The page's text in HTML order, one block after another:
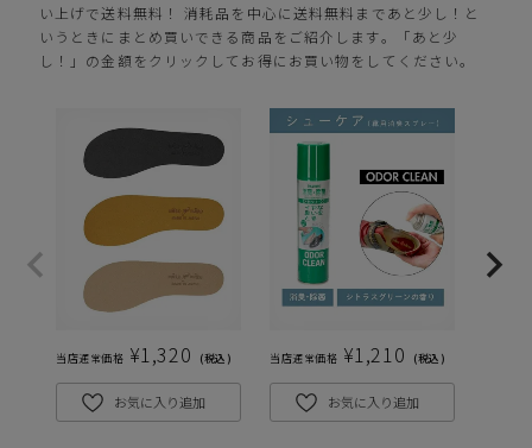
い上げで送料無料！ 消耗品を中心に送料無料まであと少し！と
いうときにまとめ買いできる商品をご紹介します。「あと少
し！」の金額をクリックしてお得にお買い物をしてください。
当店通常価格 ¥1,320 税込
お気に入り追加
当店通常価格 ¥1,210 税込
お気に入り追加